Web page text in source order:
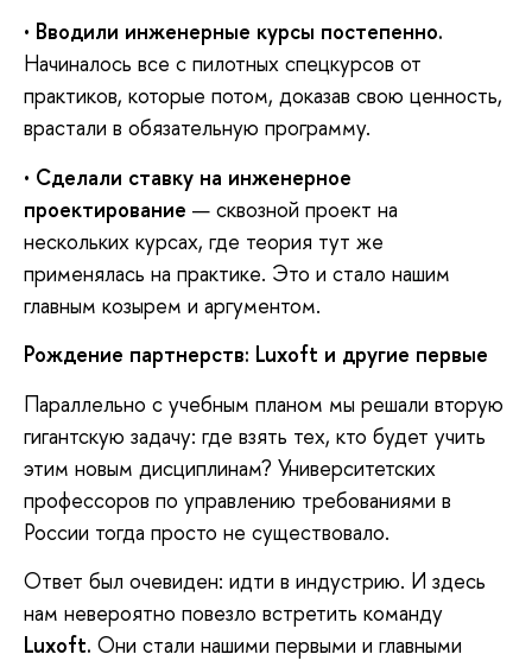
• Вводили инженерные курсы постепенно.
Начиналось все с пилотных спецкурсов от
практиков, которые потом, доказав свою ценность,
врастали в обязательную программу.
• Сделали ставку на инженерное
проектирование — сквозной проект на
нескольких курсах, где теория тут же
применялась на практике. Это и стало нашим
главным козырем и аргументом.
Рождение партнерств: Luxoft и другие первые
Параллельно с учебным планом мы решали вторую
гигантскую задачу: где взять тех, кто будет учить
этим новым дисциплинам? Университетских
профессоров по управлению требованиями в
России тогда просто не существовало.
Ответ был очевиден: идти в индустрию. И здесь
нам невероятно повезло встретить команду
Luxoft. Они стали нашими первыми и главными